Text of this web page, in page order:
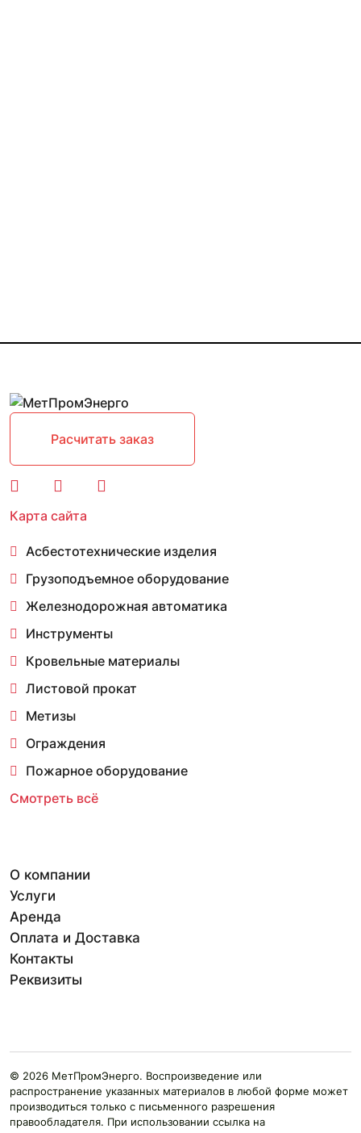
Расчитать заказ
Карта сайта
Асбестотехнические изделия
Грузоподъемное оборудование
Железнодорожная автоматика
Инструменты
Кровельные материалы
Листовой прокат
Метизы
Ограждения
Пожарное оборудование
Смотреть всё
О компании
Услуги
Аренда
Оплата и Доставка
Контакты
Реквизиты
© 2026 МетПромЭнерго. Воспроизведение или
распространение указанных материалов в любой форме может
производиться только с письменного разрешения
правообладателя. При использовании ссылка на